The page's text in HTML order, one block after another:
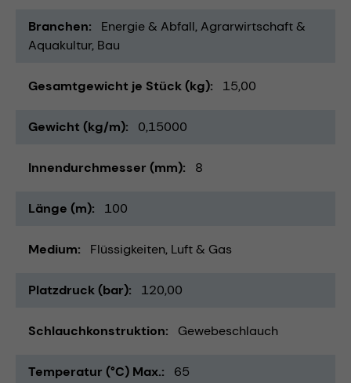
Branchen Energie & Abfall Agrarwirtschaft &
Aquakultur Bau
Gesamtgewicht je Stück (kg) 15,00
Gewicht (kg/m) 0,15000
Innendurchmesser (mm) 8
Länge (m) 100
Medium Flüssigkeiten Luft & Gas
Platzdruck (bar) 120,00
Schlauchkonstruktion Gewebeschlauch
Temperatur (°C) Max. 65